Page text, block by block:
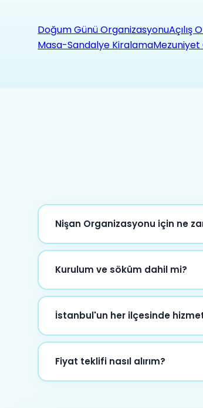
Doğum Günü OrganizasyonuAçılış
Masa-Sandalye Kiralama
Nişan Organizasyonu için ne
En az 5-7 gün öncesinden
de elimizden geleni yapıyoruz.
Kurulum ve söküm dahil mi?
Evet, tüm paketlerimizde kurulum
İstanbul'un her ilçesinde
Evet, İstanbul'un tüm ilçelerinde
Fiyat teklifi nasıl alırım?